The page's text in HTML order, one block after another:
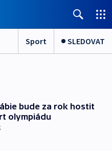
Sport SLEDOVAT
bude za rok hostit
olympiádu